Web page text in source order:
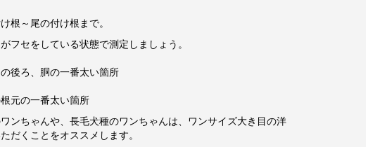
根～尾の付け根まで。
フセをしている状態で測定しましょう。
後ろ、胴の一番太い箇所
元の一番太い箇所
ンちゃんや、長毛犬種のワンちゃんは、ワンサイズ大き目の洋
だくことをオススメします。